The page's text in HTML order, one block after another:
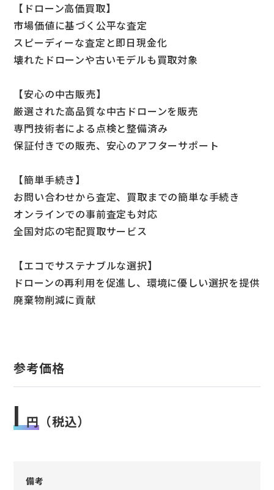
【ドローン高価買取】
市場価値に基づく公平な査定
スピーディーな査定と即日現金化
壊れたドローンや古いモデルも買取対象
【安心の中古販売】
厳選された高品質な中古ドローンを販売
専門技術者による点検と整備済み
保証付きでの販売、安心のアフターサポート
【簡単手続き】
お問い合わせから査定、買取までの簡単な手続き
オンラインでの事前査定も対応
全国対応の宅配買取サービス
【エコでサステナブルな選択】
ドローンの再利用を促進し、環境に優しい選択を提供
廃棄物削減に貢献
参考価格
1 円 （税込）
備考